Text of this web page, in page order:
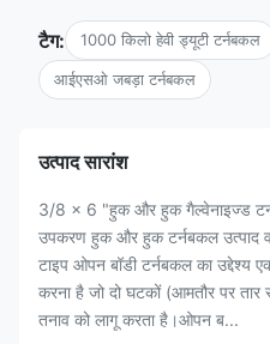
टैग: 1000 किलो हेवी ड्यूटी टर्नबकल
आईएसओ जबड़ा टर्नबकल
उत्पाद सारांश
3/8 x 6 "हुक और हुक गैल्वेनाइज्ड
उपकरण हुक और हुक टर्नबकल उत्पाद
टाइप ओपन बॉडी टर्नबकल का उद्देश्य
करना है जो दो घटकों (आमतौर पर
तनाव को लागू करता है।ओपन ब...